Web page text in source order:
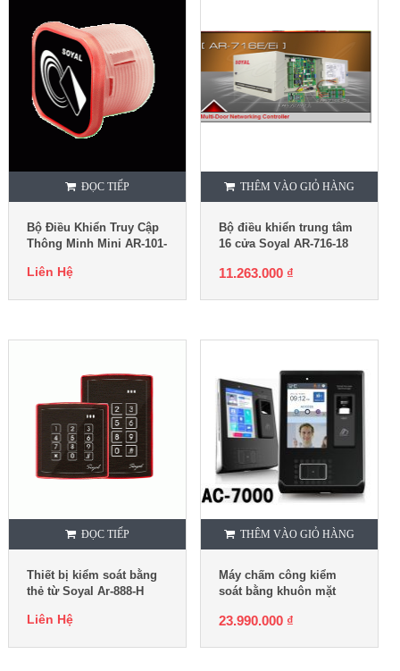
ĐỌC TIẾP
Bộ Điều Khiển Truy Cập
Thông Minh Mini AR-101-
Liên Hệ
THÊM VÀO GIỎ HÀNG
Bộ điều khiển trung tâm
16 cửa Soyal AR-716-18
11.263.000 ₫
ĐỌC TIẾP
Thiết bị kiểm soát bằng
thẻ từ Soyal Ar-888-H
Liên Hệ
THÊM VÀO GIỎ HÀNG
Máy chấm công kiểm
soát bằng khuôn mặt
23.990.000 ₫